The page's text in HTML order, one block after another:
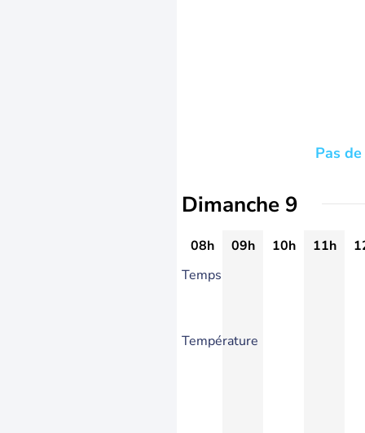
Pas
Dimanche 9
08h 09h 10h 11h
Temps
Température